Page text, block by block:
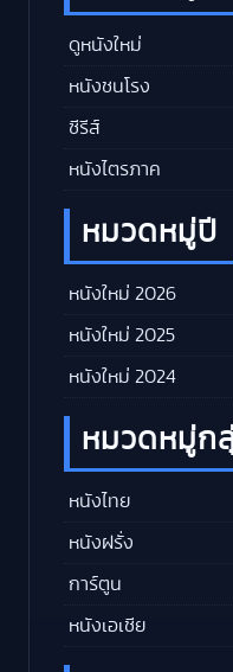
ดูหนังใหม่
หนังชนโรง
ซีรีส์
หนังไตรภาค
หมวดหมู่ปี
หนังใหม่ 2026
หนังใหม่ 2025
หนังใหม่ 2024
หมวดหมู่ก
หนังไทย
หนังฝรั่ง
การ์ตูน
หนังเอเชีย